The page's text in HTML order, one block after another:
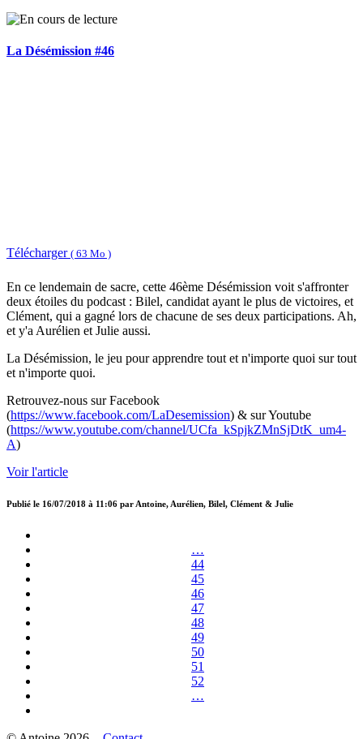
La Désémission #46
Télécharger ( 63 Mo )
En ce lendemain de sacre, cette 46ème Désémission voit s'affronter
deux étoiles du podcast : Bilel, candidat ayant le plus de victoires, et
Clément, qui a gagné lors de chacune de ses deux participations. Ah,
et y'a Aurélien et Julie aussi.
La Désémission, le jeu pour apprendre tout et n'importe quoi sur tout
et n'importe quoi.
Retrouvez-nous sur Facebook
(https://www.facebook.com/LaDesemission) & sur Youtube
(https://www.youtube.com/channel/UCfa_kSpjkZMnSjDtK_um4-
A)
Voir l'article
Publié le 16/07/2018 à 11:06 par Antoine, Aurélien, Bilel, Clément & Julie
…
44
45
46
47
48
49
50
51
52
…